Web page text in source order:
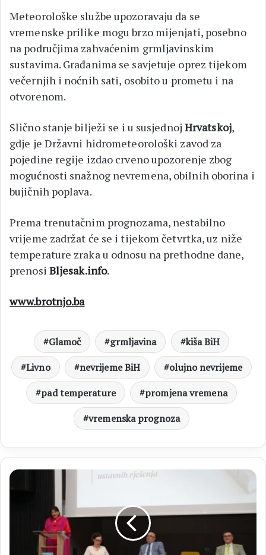
Meteorološke službe upozoravaju da se
vremenske prilike mogu brzo mijenjati, posebno
na područjima zahvaćenim grmljavinskim
sustavima. Građanima se savjetuje oprez tijekom
večernjih i noćnih sati, osobito u prometu i na
otvorenom.
Slično stanje bilježi se i u susjednoj Hrvatskoj,
gdje je Državni hidrometeorološki zavod za
pojedine regije izdao crveno upozorenje zbog
mogućnosti snažnog nevremena, obilnih oborina i
bujičnih poplava.
Prema trenutačnim prognozama, nestabilno
vrijeme zadržat će se i tijekom četvrtka, uz niže
temperature zraka u odnosu na prethodne dane,
prenosi Bljesak.info.
www.brotnjo.ba
Glamoč grmljavina
kiša BiH
Livno
nevrijeme BiH
olujno nevrijeme
pad temperature
promjena vremena
vremenska prognoza
FOTO
U
predstavljena